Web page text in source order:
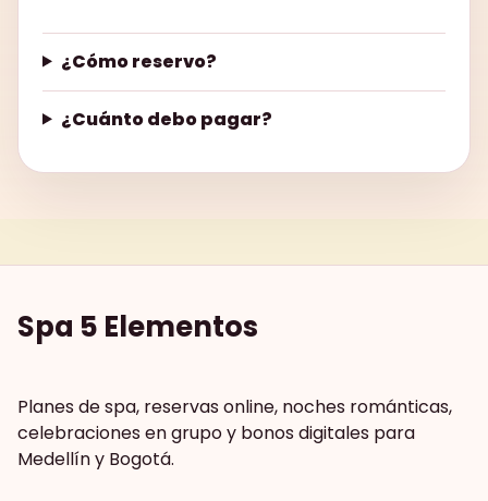
¿Cómo reservo?
¿Cuánto debo pagar?
Spa 5 Elementos
Planes de spa, reservas online, noches románticas,
celebraciones en grupo y bonos digitales para
Medellín y Bogotá.